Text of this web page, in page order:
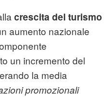
crescita del turismo
aumento nazionale
un incremento del
la media
promozionali